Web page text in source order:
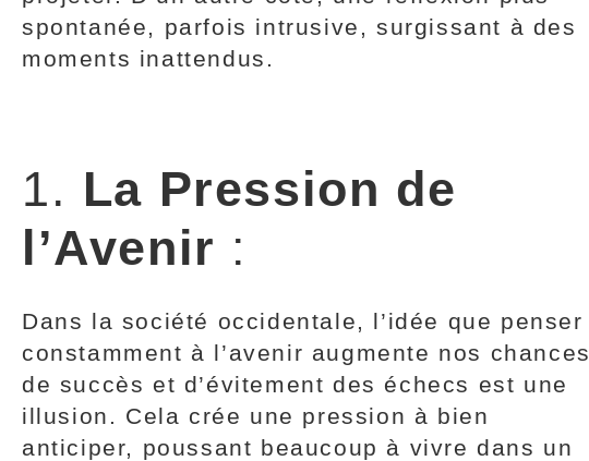
spontanée, parfois intrusive, surgissant à des
moments inattendus.
1. La Pression de
l’Avenir :
Dans la société occidentale, l’idée que penser
constamment à l’avenir augmente nos chances
de succès et d’évitement des échecs est une
illusion. Cela crée une pression à bien
anticiper, poussant beaucoup à vivre dans un